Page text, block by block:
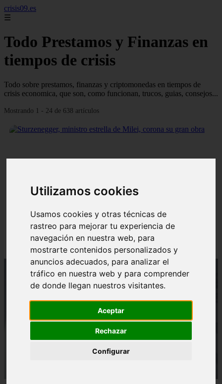
Utilizamos cookies
Usamos cookies y otras técnicas de
rastreo para mejorar tu experiencia de
navegación en nuestra web, para
mostrarte contenidos personalizados y
anuncios adecuados, para analizar el
tráfico en nuestra web y para comprender
de donde llegan nuestros visitantes.
Aceptar
Rechazar
Configurar
crisis09.es
☰
Todo Prestamos y Finanzas en
tiempos de crisis
Todo sobre prestamos, finanzas y criptomonedas en tiempos de
crisis economica, que son, como funcionan, trucos, guias, consejos...
Mostrando 1 - 24 de 638 artículos
Sturzenegger, ministro estrella de Milei, corona su
gran obra